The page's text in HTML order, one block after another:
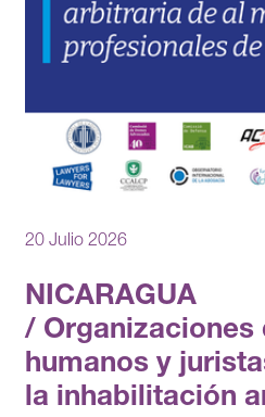
20 Julio 2026
NICARAGUA
/ Organizaciones
humanos y
la inhabilitación